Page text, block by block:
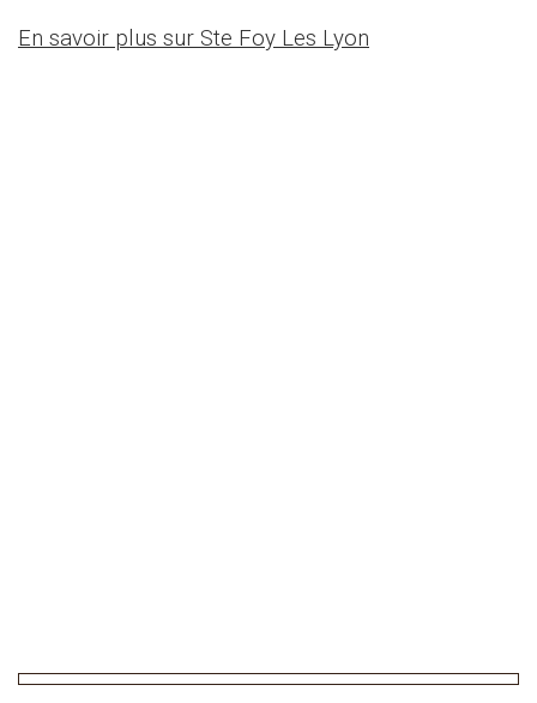
En savoir plus sur Ste Foy Les Lyon